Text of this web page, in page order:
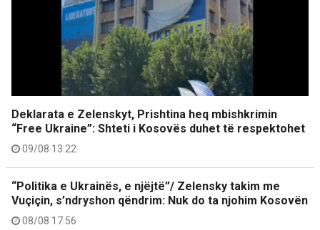
Deklarata e Zelenskyt, Prishtina heq mbishkrimin
“Free Ukraine”: Shteti i Kosovës duhet të respektohet
09/08 13:22
“Politika e Ukrainës, e njëjtë”/ Zelensky takim me
Vuçiçin, s’ndryshon qëndrim: Nuk do ta njohim Kosovën
08/08 17:56